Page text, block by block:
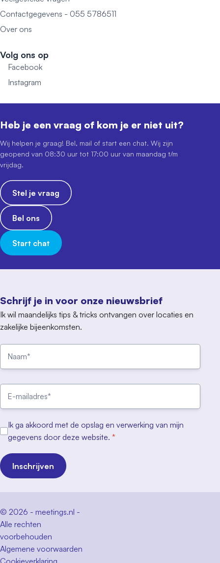
Contactgegevens - 055 5786511
Over ons
Volg ons op
Facebook
Instagram
Schrijf je in voor onze nieuwsbrief
Ik wil maandelijks tips & tricks ontvangen over locaties en
zakelijke bijeenkomsten.
Ik ga akkoord met de opslag en verwerking van mijn
gegevens door deze website. *
Inschrijven
Heb je een vraag of kom je er niet uit?
Wij helpen je graag! Bel, mail of start een chat. Wij zijn
geopend van 08:30 uur tot 17:00 uur van maandag t/m
vrijdag.
Stel je vraag
Bel ons
Start chat
© 2026 - meetings.nl -
Alle rechten
voorbehouden
Algemene voorwaarden
Cookieverklaring